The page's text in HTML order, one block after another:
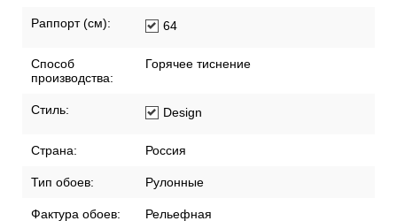
Раппорт (см): 64
Способ
производства:
Горячее тиснение
Стиль: Design
Страна: Россия
Тип обоев: Рулонные
Фактура обоев: Рельефная